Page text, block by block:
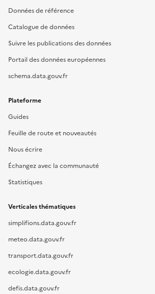
Données de référence
Catalogue de données
Suivre les publications des données
Portail des données européennes
schema.data.gouv.fr
Plateforme
Guides
Feuille de route et nouveautés
Nous écrire
Échangez avec la communauté
Statistiques
Verticales thématiques
simplifions.data.gouv.fr
meteo.data.gouv.fr
transport.data.gouv.fr
ecologie.data.gouv.fr
defis.data.gouv.fr